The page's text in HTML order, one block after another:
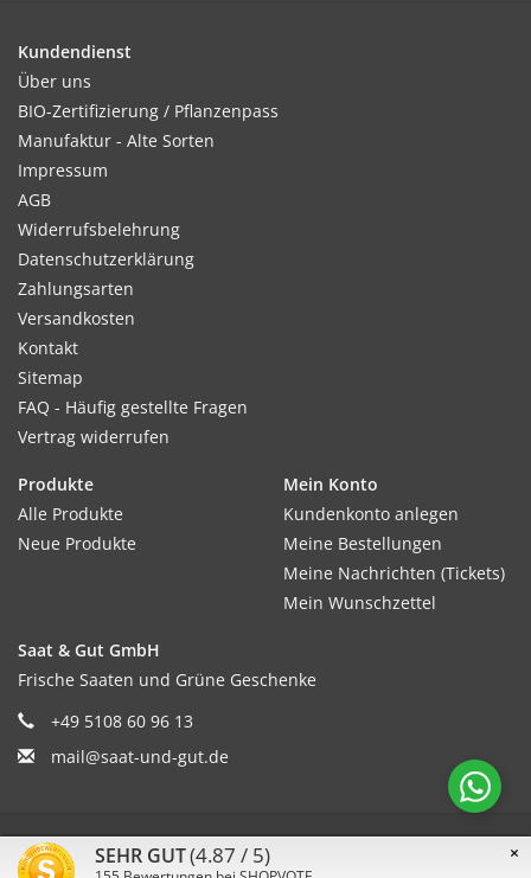
Kundendienst
Über uns
BIO-Zertifizierung / Pflanzenpass
Manufaktur - Alte Sorten
Impressum
AGB
Widerrufsbelehrung
Datenschutzerklärung
Zahlungsarten
Versandkosten
Kontakt
Sitemap
FAQ - Häufig gestellte Fragen
Vertrag widerrufen
Produkte
Alle Produkte
Neue Produkte
Mein Konto
Kundenkonto anlegen
Meine Bestellungen
Meine Nachrichten (Tickets)
Mein Wunschzettel
Saat & Gut GmbH
Frische Saaten und Grüne Geschenke
+49 5108 60 96 13
mail@saat-und-gut.de
© Copyright 2026 Saat & Gut - Powered by ×
SEHR GUT(4.87 / 5)